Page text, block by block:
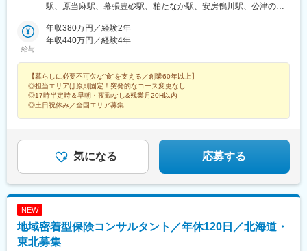
＞北海道札幌市/旭川市/苫小牧市/帯広市/北見市/亀田郡＜東北＞青
県仙台市岩手県盛岡市/西磐井郡福島県福島市/郡山市/会津若松市/
いわき市＜北関東信越＞栃木県宇都宮市/足利市群馬県高崎市茨城
県中央市静岡県静岡市/駿東郡＜中部＞愛知県名古屋市/豊田市/豊
橋市静岡県浜松市岐阜県羽島郡三重県津市石川県金沢市富山県富
山市＜西日本＞大阪府大阪市京都府京都市兵庫県神戸市岡山県岡
山市広島県広島市福岡県福岡市
駅、原当麻駅、幕張豊砂駅、柏たなか駅、安房鴨川駅、公津の杜
駅、柏林台駅、西北見駅、青森駅、八戸駅、運動公園前駅(青森
県)、泉外旭川駅、荒井駅(宮城県)、岩手飯岡駅、山ノ目駅、羽前
駅、押切駅、附属中学前駅、御代田駅、広丘駅、小井川駅、新静
岡駅、三島広小路駅、八田駅(関西本線)、北野桝塚駅、浜松駅、岐
南駅、市役所前駅(愛知県)、高茶屋駅、西金沢駅、婦中鵜坂駅、関
目駅、十条駅(京都府・近鉄線)、石屋川駅、備前西市駅、井口駅
野駅、八田駅(名古屋市営)、関目成育駅、上鳥羽口駅、御影駅(兵
庫県・阪神線)、豊島園駅(都営線)、京成関屋駅、武蔵白石駅、新
森古市駅、住吉駅(兵庫県・阪神線)
給与
年収380万円／経験2年
年収440万円／経験4年
【暮らしに必要不可欠な“食”を支える／創業60年以上】
◎担当エリアは原則固定！突発的なコース変更なし
◎17時半定時＆早朝・夜勤なし&残業月20H以内
◎土日祝休み／全国エリア募集
気になる 応募する
NEW
地域密着型保険コンサルタント／年休120日／北海道・
東北募集